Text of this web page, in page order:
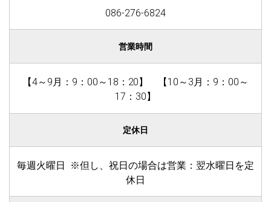
086-276-6824
営業時間
【4～9月：9：00～18：20】 【10～3月：9：00～
17：30】
定休日
毎週火曜日 ※但し、祝日の場合は営業：翌水曜日を定
休日